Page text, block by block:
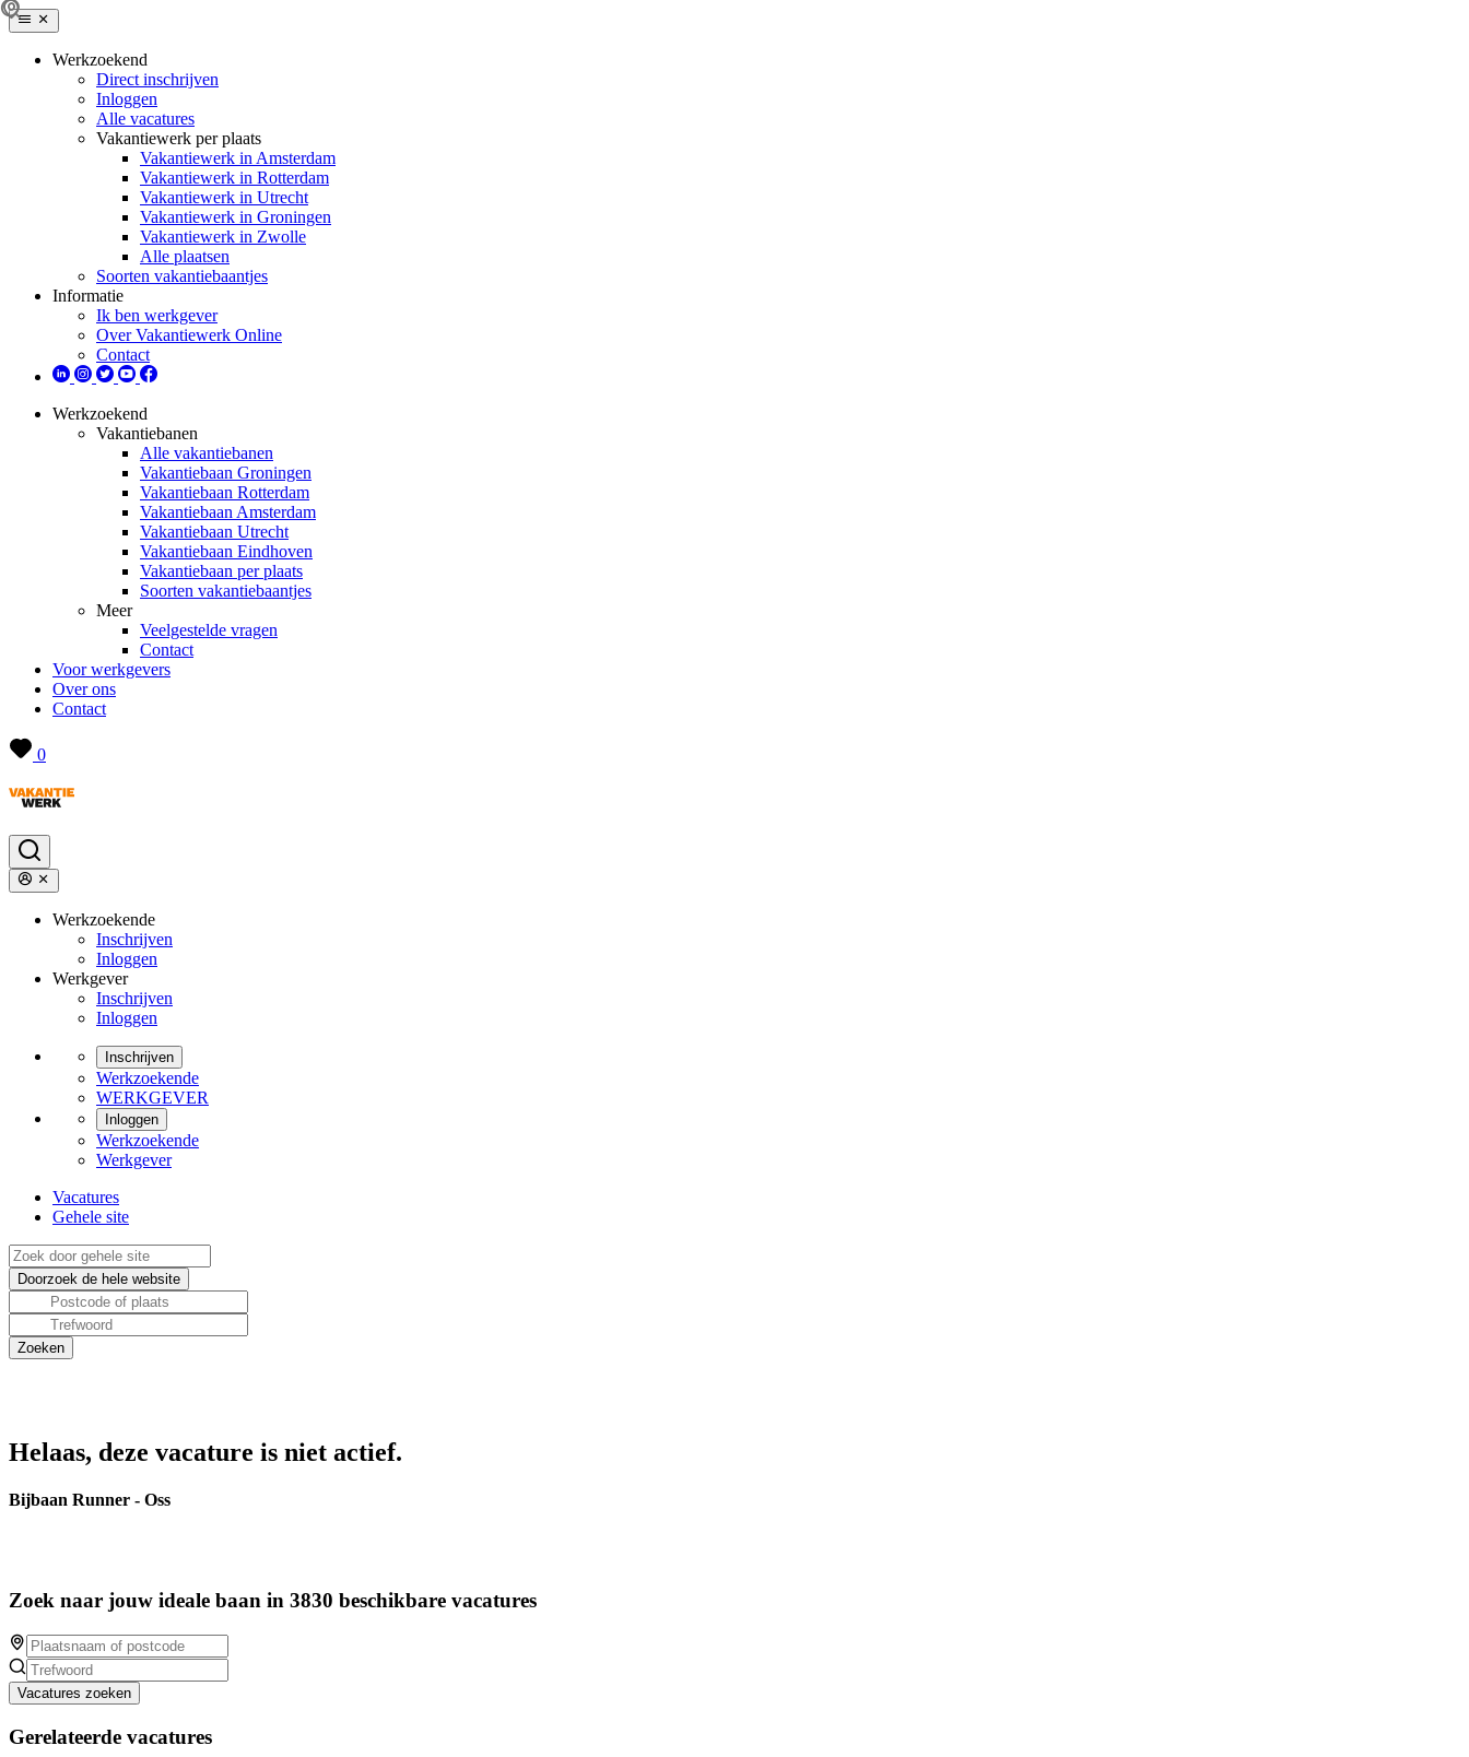
Werkzoekend
Direct inschrijven
Inloggen
Alle vacatures
Vakantiewerk per plaats
Vakantiewerk in Amsterdam
Vakantiewerk in Rotterdam
Vakantiewerk in Utrecht
Vakantiewerk in Groningen
Vakantiewerk in Zwolle
Alle plaatsen
Soorten vakantiebaantjes
Informatie
Ik ben werkgever
Over Vakantiewerk Online
Contact
Werkzoekend
Vakantiebanen
Alle vakantiebanen
Vakantiebaan Groningen
Vakantiebaan Rotterdam
Vakantiebaan Amsterdam
Vakantiebaan Utrecht
Vakantiebaan Eindhoven
Vakantiebaan per plaats
Soorten vakantiebaantjes
Meer
Veelgestelde vragen
Contact
Voor werkgevers
Over ons
Contact
0
Werkzoekende
Inschrijven
Inloggen
Werkgever
Inschrijven
Inloggen
Inschrijven
Werkzoekende
WERKGEVER
Inloggen
Werkzoekende
Werkgever
Vacatures
Gehele site
Helaas, deze vacature is niet actief.
Bijbaan Runner - Oss
Zoek naar jouw ideale baan in 3830 beschikbare vacatures
Vacatures zoeken
Gerelateerde vacatures